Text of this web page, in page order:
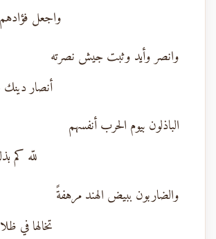
واجعل
وانصر وأيد وثبت جيش نصرته
أنصار دينك
الباذلون بيوم الحرب أنفسهم
للّه كم
والضاربون ببيض الهند مرهفةً
تخالها في